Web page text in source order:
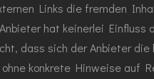
Links die fremden
hat keinerlei
dass sich der Anbieter
konkrete Hinweise auf